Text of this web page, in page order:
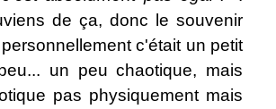
de ça, donc le souvenir
c'était un petit
un peu chaotique, mais
pas physiquement mais